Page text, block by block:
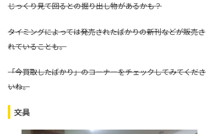
じっくり見て回るとの掘り出し物があるかも？
タイミングによっては発売されたばかりの新刊などが販売さ
れていることも。
「今買取したばかり」のコーナーをチェックしてみてくださ
いね。
文具